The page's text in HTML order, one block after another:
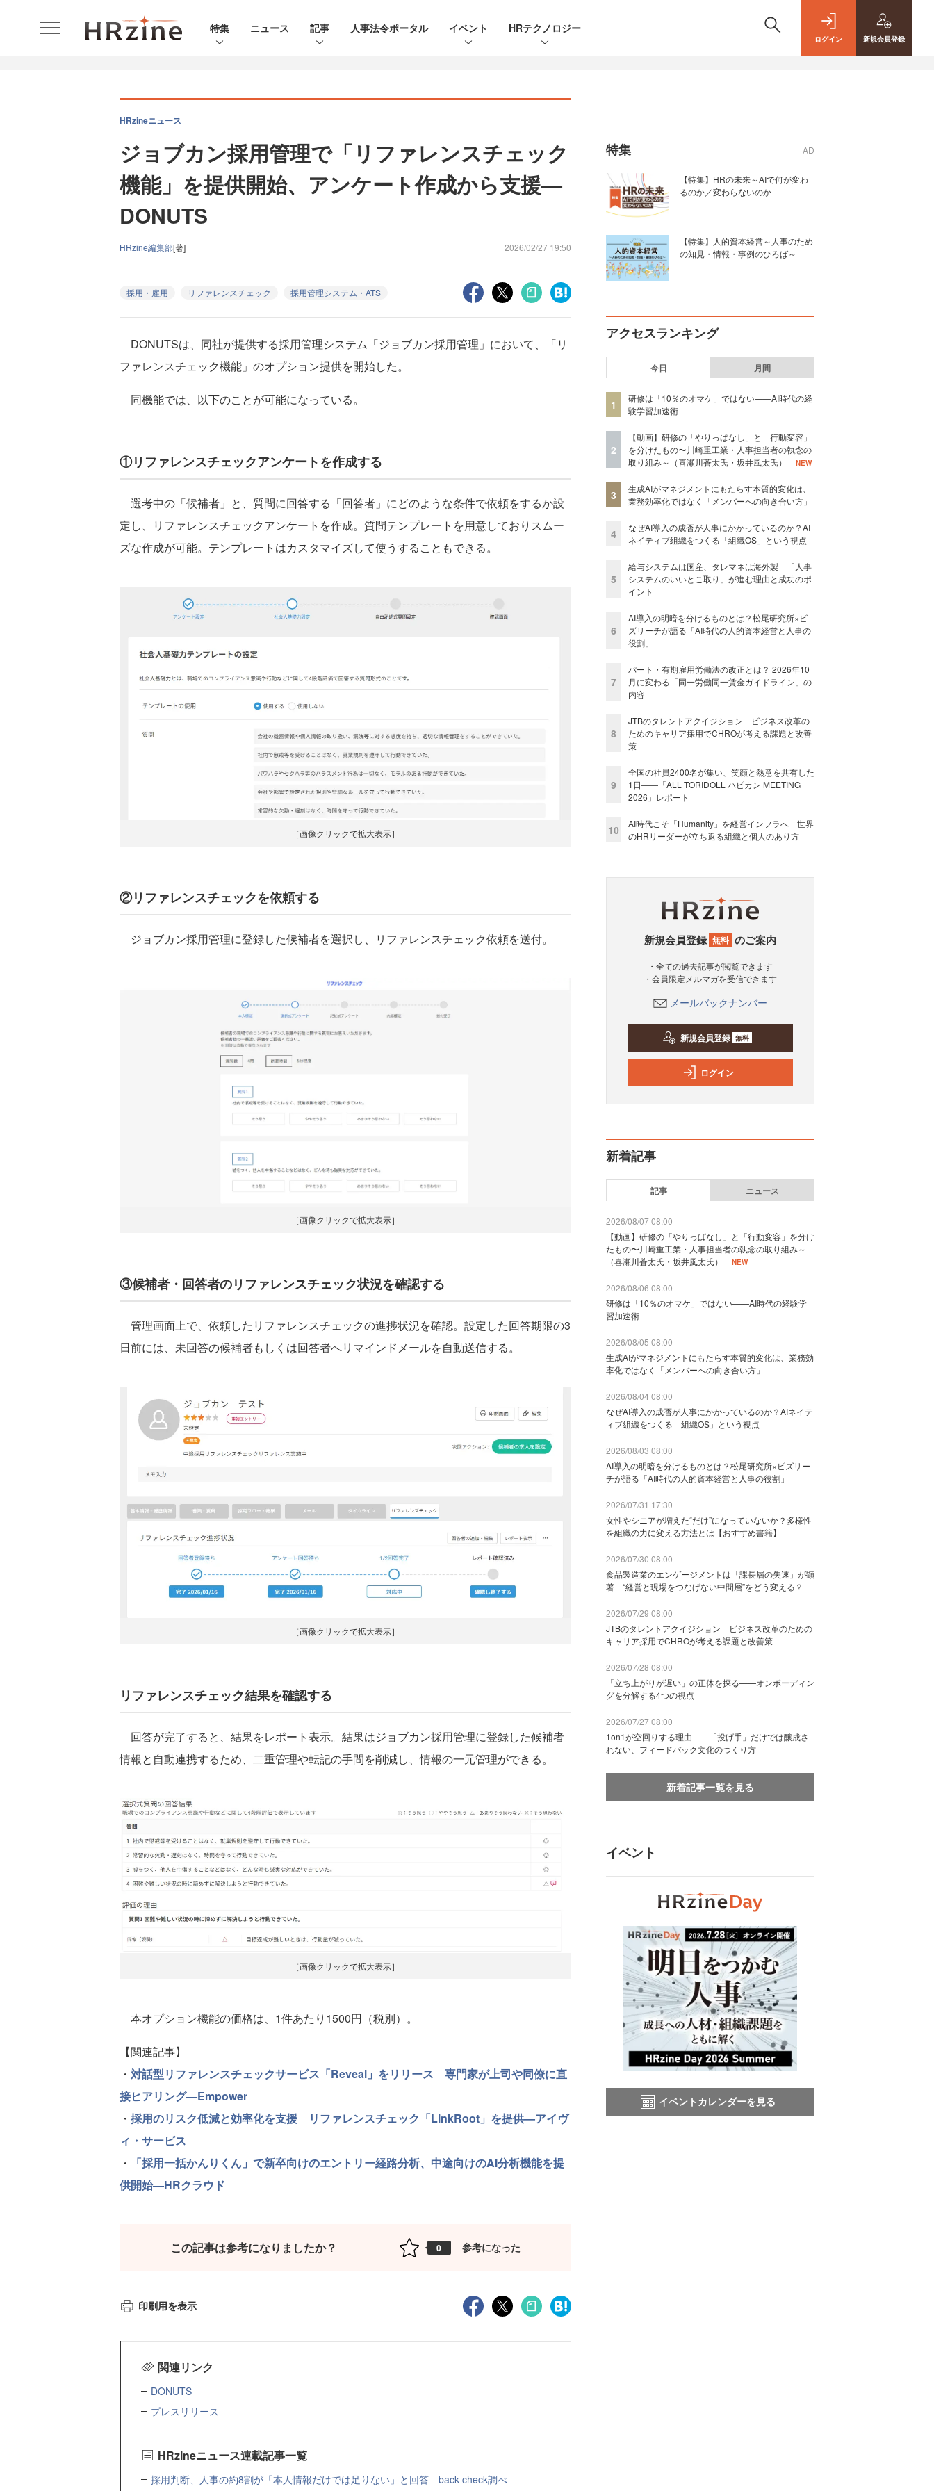
特集 ニュース 記事 人事法令ポータル イベント HRテクノロジー
ログイン 新規会員登録
HRzineニュース
ジョブカン採用管理で「リファレンスチェック
機能」を提供開始、アンケート作成から支援—
DONUTS
HRzine編集部[著] 2026/02/27 19:50
採用・雇用 リファレンスチェック 採用管理システム・ATS
DONUTSは、同社が提供する採用管理システム「ジョブカン採用管理」において、「リ
ファレンスチェック機能」のオプション提供を開始した。
同機能では、以下のことが可能になっている。
①リファレンスチェックアンケートを作成する
選考中の「候補者」と、質問に回答する「回答者」にどのような条件で依頼をするか設
定し、リファレンスチェックアンケートを作成。質問テンプレートを用意しておりスムー
ズな作成が可能。テンプレートはカスタマイズして使うすることもできる。
［画像クリックで拡大表示］
②リファレンスチェックを依頼する
ジョブカン採用管理に登録した候補者を選択し、リファレンスチェック依頼を送付。
［画像クリックで拡大表示］
③候補者・回答者のリファレンスチェック状況を確認する
管理画面上で、依頼したリファレンスチェックの進捗状況を確認。設定した回答期限の3
日前には、未回答の候補者もしくは回答者へリマインドメールを自動送信する。
［画像クリックで拡大表示］
リファレンスチェック結果を確認する
回答が完了すると、結果をレポート表示。結果はジョブカン採用管理に登録した候補者
情報と自動連携するため、二重管理や転記の手間を削減し、情報の一元管理ができる。
［画像クリックで拡大表示］
本オプション機能の価格は、1件あたり1500円（税別）。
【関連記事】
・ 対話型リファレンスチェックサービス「Reveal」をリリース 専門家が上司や同僚に直
接ヒアリング—Empower
・ 採用のリスク低減と効率化を支援 リファレンスチェック「LinkRoot」を提供—アイヴ
ィ・サービス
・
「採用一括かんりくん」で新卒向けのエントリー経路分析、中途向けのAI分析機能を提
供開始—HRクラウド
この記事は参考になりましたか？ 0 参考になった
印刷用を表示
関連リンク
DONUTS
プレスリリース
HRzineニュース連載記事一覧
採用判断、人事の約8割が「本人情報だけでは足りない」と回答—back check調べ
特集 AD
【特集】HRの未来～AIで何が変わ
るのか／変わらないのか
【特集】人的資本経営～人事のため
の知見・情報・事例のひろば～
アクセスランキング
今日 月間
1
研修は「10％のオマケ」ではない——AI時代の経
験学習加速術
2
【動画】研修の「やりっぱなし」と「行動変容」
を分けたもの〜川崎重工業・人事担当者の執念の
取り組み～（喜瀬川蒼太氏・坂井風太氏）
NEW
3
生成AIがマネジメントにもたらす本質的変化は、
業務効率化ではなく「メンバーへの向き合い方」
4
なぜAI導入の成否が人事にかかっているのか？AI
ネイティブ組織をつくる「組織OS」という視点
5
給与システムは国産、タレマネは海外製 「人事
システムのいいとこ取り」が進む理由と成功のポ
イント
6
AI導入の明暗を分けるものとは？松尾研究所×ビ
ズリーチが語る「AI時代の人的資本経営と人事の
役割」
7
パート・有期雇用労働法の改正とは？ 2026年10
月に変わる「同一労働同一賃金ガイドライン」の
内容
8
JTBのタレントアクイジション ビジネス改革の
ためのキャリア採用でCHROが考える課題と改善
策
9
全国の社員2400名が集い、笑顔と熱意を共有した
1日――「ALL TORIDOLL ハピカン MEETING
2026」レポート
10
AI時代こそ「Humanity」を経営インフラへ 世界
のHRリーダーが立ち返る組織と個人のあり方
新規会員登録 無料 のご案内
・全ての過去記事が閲覧できます
・会員限定メルマガを受信できます
メールバックナンバー
新規会員登録 無料
ログイン
新着記事
記事 ニュース
2026/08/07 08:00
【動画】研修の「やりっぱなし」と「行動変容」を分け
たもの〜川崎重工業・人事担当者の執念の取り組み～
（喜瀬川蒼太氏・坂井風太氏）
NEW
2026/08/06 08:00
研修は「10％のオマケ」ではない——AI時代の経験学
習加速術
2026/08/05 08:00
生成AIがマネジメントにもたらす本質的変化は、業務効
率化ではなく「メンバーへの向き合い方」
2026/08/04 08:00
なぜAI導入の成否が人事にかかっているのか？AIネイテ
ィブ組織をつくる「組織OS」という視点
2026/08/03 08:00
AI導入の明暗を分けるものとは？松尾研究所×ビズリー
チが語る「AI時代の人的資本経営と人事の役割」
2026/07/31 17:30
女性やシニアが増えた“だけ”になっていないか？多様性
を組織の力に変える方法とは【おすすめ書籍】
2026/07/30 08:00
食品製造業のエンゲージメントは「課長層の失速」が顕
著 “経営と現場をつなげない中間層”をどう変える？
2026/07/29 08:00
JTBのタレントアクイジション ビジネス改革のための
キャリア採用でCHROが考える課題と改善策
2026/07/28 08:00
「立ち上がりが遅い」の正体を探る——オンボーディン
グを分解する4つの視点
2026/07/27 08:00
1on1が空回りする理由——「投げ手」だけでは醸成さ
れない、フィードバック文化のつくり方
新着記事一覧を見る
イベント
イベントカレンダーを見る